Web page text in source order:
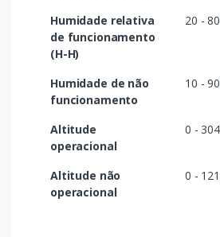
Humidade relativa
de funcionamento
(H-H)
20 -
Humidade de não
funcionamento
10 -
Altitude
operacional
0 -
Altitude não
operacional
0 -